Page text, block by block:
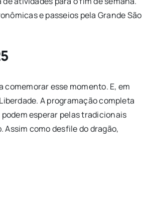
e passeios pela Grande São
esse momento. E, em
A programação completa
esperar pelas tradicionais
como desfile do dragão,